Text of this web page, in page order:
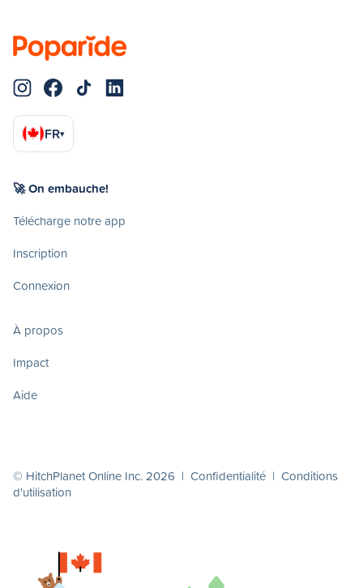
FR▾
🚀 On embauche!
Télécharge notre app
Inscription
Connexion
À propos
Impact
Aide
© HitchPlanet Online Inc. 2026 | Confidentialité | Conditions
d'utilisation